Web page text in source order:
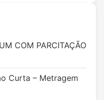
COM PARCITAÇÃO
Curta – Metragem